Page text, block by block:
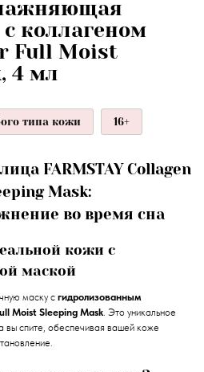
коллагеном
Full Moist
4 мл
типа кожи 16+
FARMSTAY Collagen
Mask:
во время сна
кожи с
маской
маску с гидролизованным
Moist Sleeping Mask. Это уникальное
вы спите, обеспечивая вашей коже